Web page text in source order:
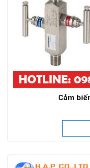
Cảm